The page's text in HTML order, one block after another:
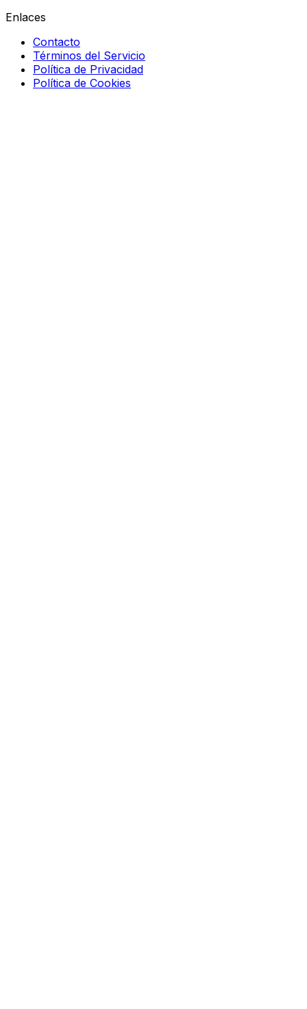
Enlaces
Contacto
Términos del Servicio
Política de Privacidad
Política de Cookies